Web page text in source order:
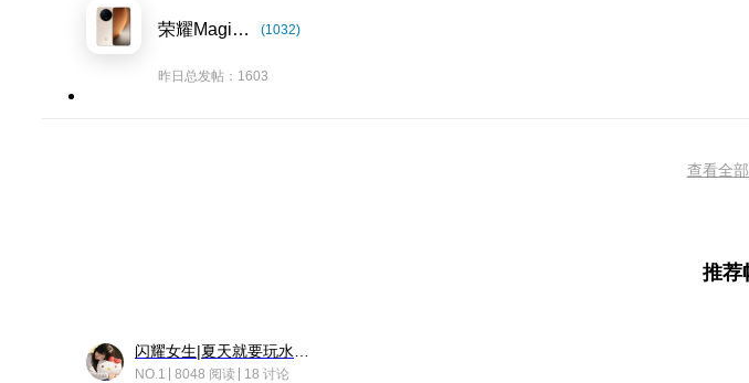
荣耀Magic8系列 (1032)
昨日总发帖：1603
查看全
推荐
NO.1 8048 阅读 18 讨论